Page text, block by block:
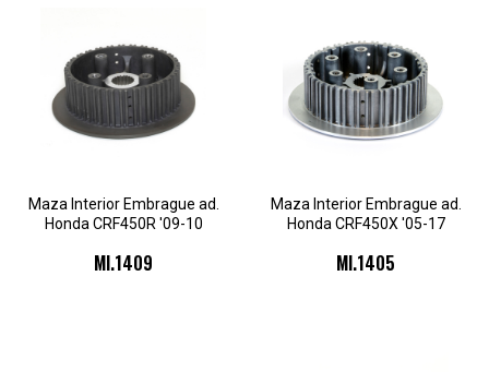
Maza Interior Embrague ad.
Honda CRF450R '09-10
MI.1409
Maza Interior Embrague ad.
Honda CRF450X '05-17
MI.1405